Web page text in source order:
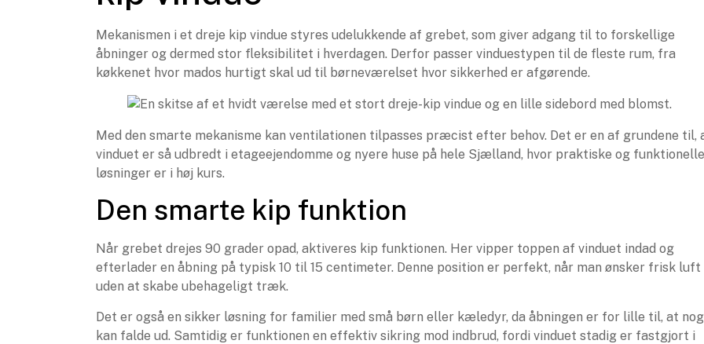
Mekanismen i et dreje kip vindue styres udelukkende af grebet, som giver adgang til to forskellige
åbninger og dermed stor fleksibilitet i hverdagen. Derfor passer vinduestypen til de fleste rum, fra
køkkenet hvor mados hurtigt skal ud til børneværelset hvor sikkerhed er afgørende.
Med den smarte mekanisme kan ventilationen tilpasses præcist efter behov. Det er en af grundene til,
vinduet er så udbredt i etageejendomme og nyere huse på hele Sjælland, hvor praktiske og funktionelle
løsninger er i høj kurs.
Den smarte kip funktion
Når grebet drejes 90 grader opad, aktiveres kip funktionen. Her vipper toppen af vinduet indad og
efterlader en åbning på typisk 10 til 15 centimeter. Denne position er perfekt, når man ønsker frisk luft
uden at skabe ubehageligt træk.
Det er også en sikker løsning for familier med små børn eller kæledyr, da åbningen er for lille til, at
kan falde ud. Samtidig er funktionen en effektiv sikring mod indbrud, fordi vinduet stadig er fastgjort i